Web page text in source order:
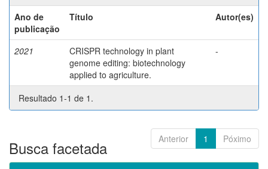
Ano de
publicação
Título Autor(es)
2021
CRISPR technology in plant
genome editing: biotechnology
applied to agriculture.
-
Resultado 1-1 de 1.
Anterior 1 Póximo
Busca facetada